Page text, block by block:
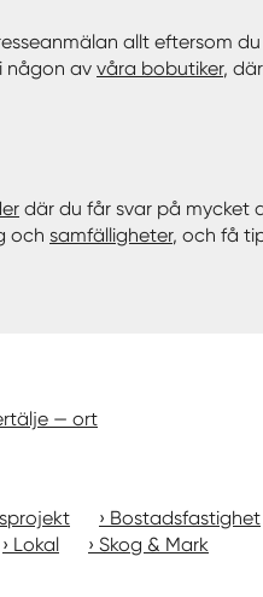
allt eftersom
någon av våra bobutiker,
där du får svar på mycket
och samfälligheter, och få
— ort
Bostadsfastighet
Lokal Skog & Mark